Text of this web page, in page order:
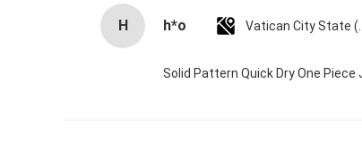
H h*o
Solid Pattern Quick Dry One